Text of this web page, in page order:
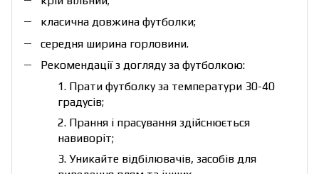
класична довжина футболки;
середня ширина горловини.
Рекомендації з догляду за футболкою:
1. Прати футболку за температури 30-40
градусів;
2. Прання і прасування здійснюється
навиворіт;
3. Уникайте відбілювачів, засобів для